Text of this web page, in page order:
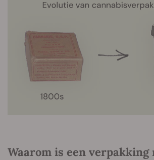
Waarom is een verpakking